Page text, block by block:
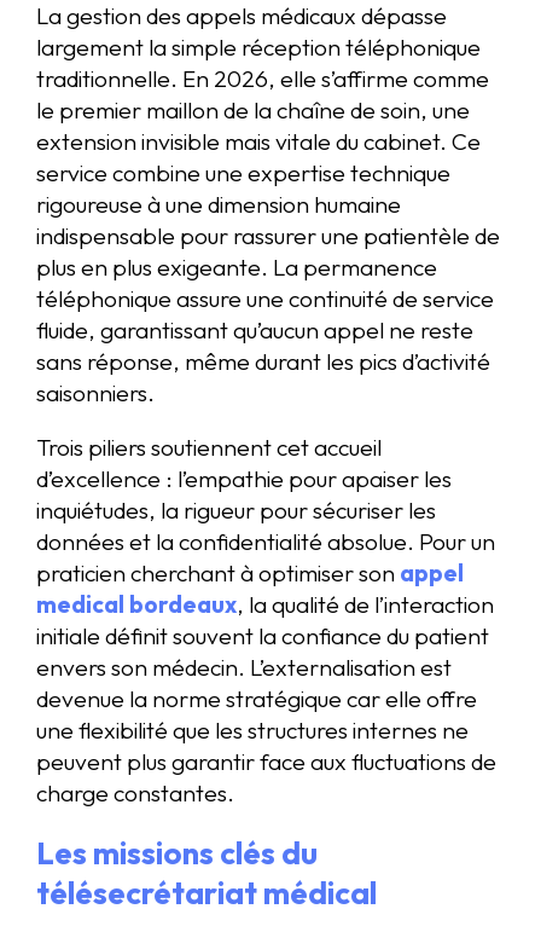
La gestion des appels médicaux dépasse
largement la simple réception téléphonique
traditionnelle. En 2026, elle s’affirme comme
le premier maillon de la chaîne de soin, une
extension invisible mais vitale du cabinet. Ce
service combine une expertise technique
rigoureuse à une dimension humaine
indispensable pour rassurer une patientèle de
plus en plus exigeante. La permanence
téléphonique assure une continuité de service
fluide, garantissant qu’aucun appel ne reste
sans réponse, même durant les pics d’activité
saisonniers.
Trois piliers soutiennent cet accueil
d’excellence : l’empathie pour apaiser les
inquiétudes, la rigueur pour sécuriser les
données et la confidentialité absolue. Pour un
praticien cherchant à optimiser son appel
medical bordeaux, la qualité de l’interaction
initiale définit souvent la confiance du patient
envers son médecin. L’externalisation est
devenue la norme stratégique car elle offre
une flexibilité que les structures internes ne
peuvent plus garantir face aux fluctuations de
charge constantes.
Les missions clés du
télésecrétariat médical